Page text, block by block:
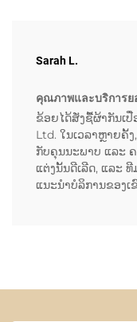
Sarah L.
คุณภาพและบริการย
ຂ້ອຍໄດ້ສັ່ງຊື້ຜ້າກັນເປື່
Ltd. ໃນເວລາຫຼາຍຄັ້
ກັບຄຸນນະພາບ ແລະ
ແຕ່ງນັ້ນດີເລີດ, ແລະ
ແນະນຳບໍລິການຂອງເ